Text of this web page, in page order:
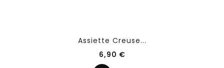
Assiette Creuse...
6,90 €Prix